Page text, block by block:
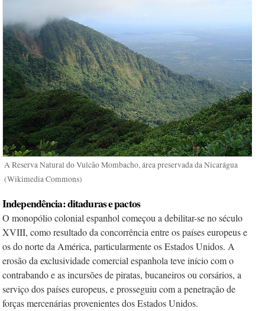
A Reserva Natural do Vulcão Mombacho, área preservada da Nicarágua
(Wikimedia Commons)
Independência: ditaduras e pactos
O monopólio colonial espanhol começou a debilitar-se no século
XVIII, como resultado da concorrência entre os países europeus e
os do norte da América, particularmente os Estados Unidos. A
erosão da exclusividade comercial espanhola teve início com o
contrabando e as incursões de piratas, bucaneiros ou corsários, a
serviço dos países europeus, e prosseguiu com a penetração de
forças mercenárias provenientes dos Estados Unidos.